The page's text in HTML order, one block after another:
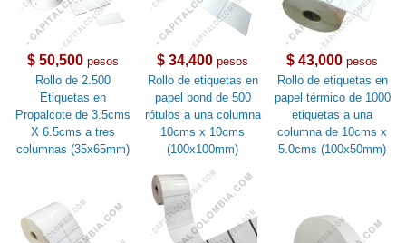
$ 50,500 pesos
Rollo de 2.500
Etiquetas en
Propalcote de 3.5cms
X 6.5cms a tres
columnas (35x65mm)
$ 34,400 pesos
Rollo de etiquetas en
papel bond de 500
rótulos a una columna
10cms x 10cms
(100x100mm)
$ 43,000 pesos
Rollo de etiquetas en
papel térmico de 1000
etiquetas a una
columna de 10cms x
5.0cms (100x50mm)